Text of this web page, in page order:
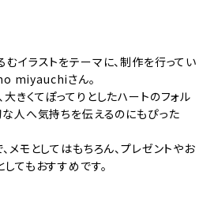
イラストをテーマに、制作を行ってい
miyauchiさん。
きくてぽってりとしたハートのフォル
人へ気持ちを伝えるのにもぴった
メモとしてはもちろん、プレゼントやお
てもおすすめです。